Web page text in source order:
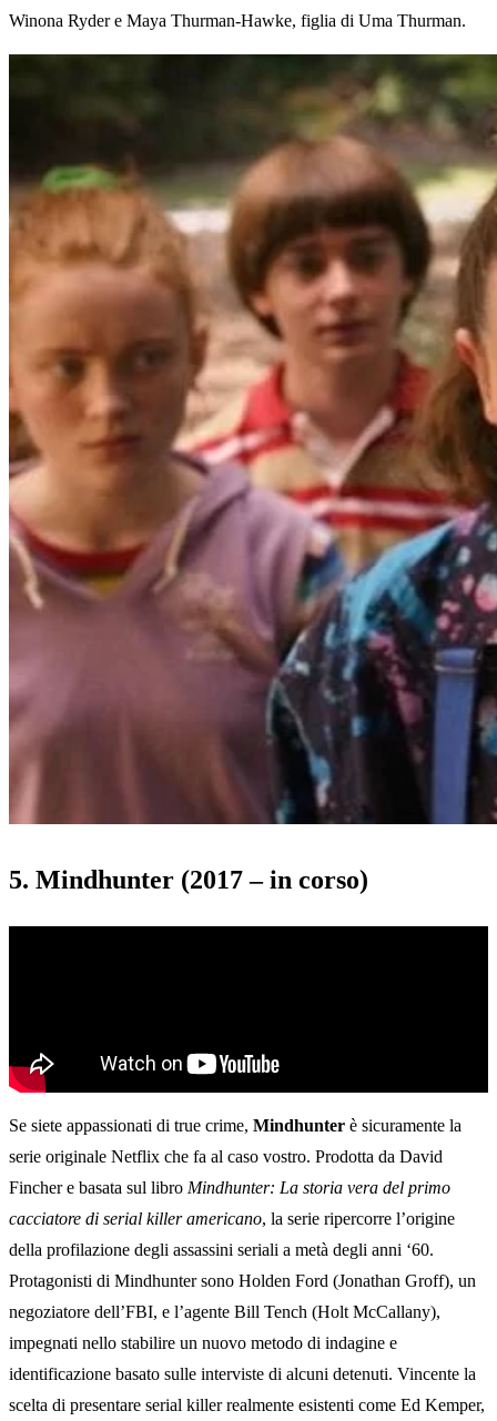
Winona Ryder e Maya Thurman-Hawke, figlia di Uma Thurman.
5. Mindhunter (2017 – in corso)
Se siete appassionati di true crime, Mindhunter è sicuramente la
serie originale Netflix che fa al caso vostro. Prodotta da David
Fincher e basata sul libro Mindhunter: La storia vera del primo
cacciatore di serial killer americano, la serie ripercorre l’origine
della profilazione degli assassini seriali a metà degli anni ‘60.
Protagonisti di Mindhunter sono Holden Ford (Jonathan Groff), un
negoziatore dell’FBI, e l’agente Bill Tench (Holt McCallany),
impegnati nello stabilire un nuovo metodo di indagine e
identificazione basato sulle interviste di alcuni detenuti. Vincente la
scelta di presentare serial killer realmente esistenti come Ed Kemper,